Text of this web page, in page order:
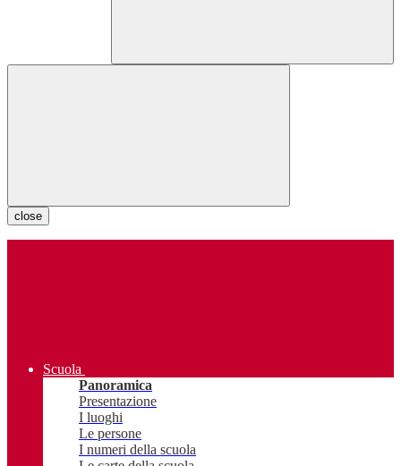
close
Scuola
Panoramica
Presentazione
I luoghi
Le persone
I numeri della scuola